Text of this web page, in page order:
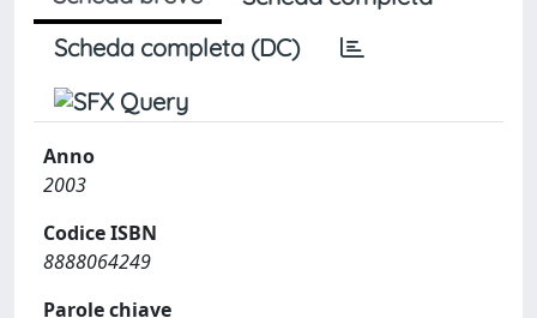
Scheda completa (DC)
Anno
2003
Codice ISBN
8888064249
Parole chiave